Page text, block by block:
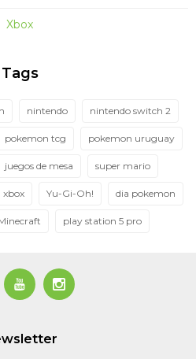
Xbox
Tags
nintendo nintendo switch 2
pokemon tcg pokemon uruguay
juegos de mesa super mario
xbox Yu-Gi-Oh! dia pokemon
play station 5 pro
 